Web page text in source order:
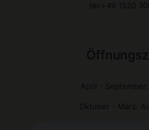
tel:+49 1520
April -
Oktober - März: